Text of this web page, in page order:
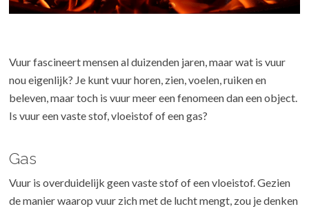
Vuur fascineert mensen al duizenden jaren, maar wat is vuur
nou eigenlijk? Je kunt vuur horen, zien, voelen, ruiken en
beleven, maar toch is vuur meer een fenomeen dan een object.
Is vuur een vaste stof, vloeistof of een gas?
Gas
Vuur is overduidelijk geen vaste stof of een vloeistof. Gezien
de manier waarop vuur zich met de lucht mengt, zou je denken